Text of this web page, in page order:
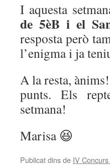
I aquesta
de 5èB i el
resposta però
l’enigma i ja
A la resta,
punts. Els
setmana!
Marisa 😆
Publicat dins de IV